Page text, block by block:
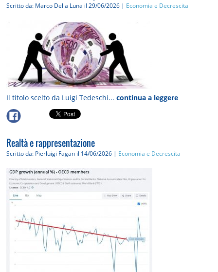
Scritto da: Marco Della Luna il 29/06/2026 | Economia e Decrescita
Il titolo scelto da Luigi Tedeschi...continua a leggere
Realtà e rappresentazione
Scritto da: Pierluigi Fagan il 14/06/2026 | Economia e Decrescita